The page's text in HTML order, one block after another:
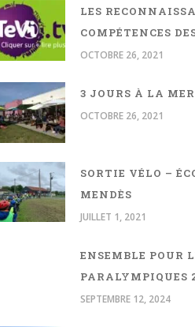
LES
COMPÉTENCES
OCTOBRE 26, 2021
3 JOURS À LA
OCTOBRE 26, 2021
SORTIE VÉLO –
MENDÈS
JUILLET 1, 2021
ENSEMBLE POUR
PARALYMPIQUES
SEPTEMBRE 12, 2024